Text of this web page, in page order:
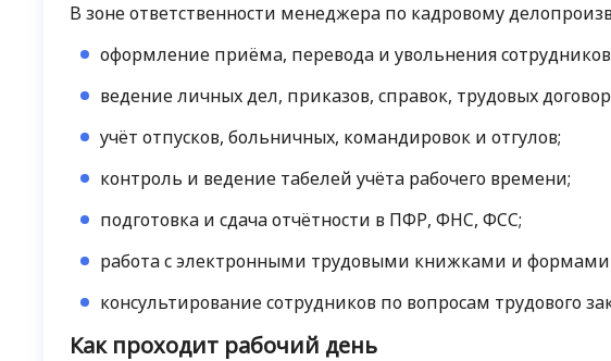
В зоне ответственности менеджера по кадровому
оформление приёма, перевода и увольнения
ведение личных дел, приказов, справок, трудовых
учёт отпусков, больничных, командировок и отгулов;
контроль и ведение табелей учёта рабочего времени;
подготовка и сдача отчётности в ПФР, ФНС, ФСС;
работа с электронными трудовыми книжками и
консультирование сотрудников по вопросам трудового
Как проходит рабочий день